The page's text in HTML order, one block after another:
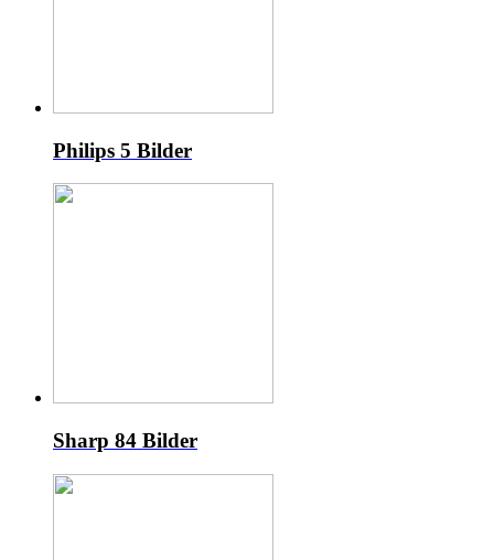
Philips 5 Bilder
Sharp 84 Bilder